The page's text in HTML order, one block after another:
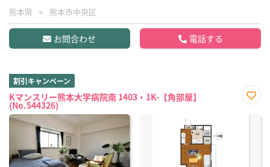
熊本県 熊本市中央区
お問合わせ 電話する
割引キャンペーン
Kマンスリー熊本大学病院南 1403・1K-【角部屋】
(No.544326)
に入